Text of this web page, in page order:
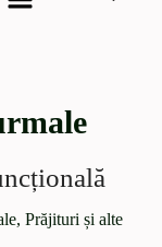
, Prăjituri și alte